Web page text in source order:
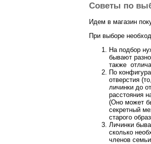
Советы по
Идем в магазин
При выборе
На подбор
бывают
также
По
отверстия
личинки до
расстояния
(Оно может
секретный
старого
Личинки
сколько
членов